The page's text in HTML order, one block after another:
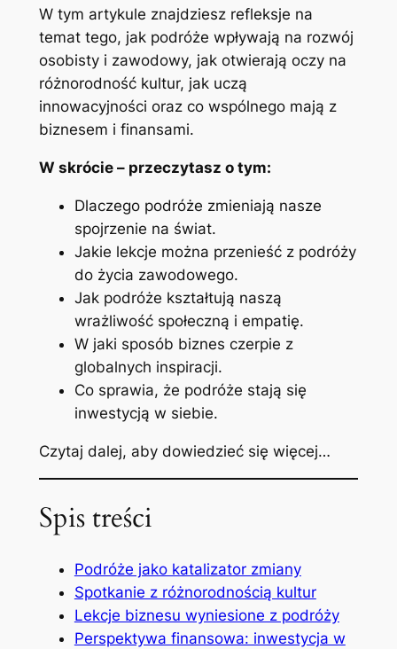
W tym artykule znajdziesz refleksje na
temat tego, jak podróże wpływają na rozwój
osobisty i zawodowy, jak otwierają oczy na
różnorodność kultur, jak uczą
innowacyjności oraz co wspólnego mają z
biznesem i finansami.
W skrócie – przeczytasz o tym:
Dlaczego podróże zmieniają nasze
spojrzenie na świat.
Jakie lekcje można przenieść z podróży
do życia zawodowego.
Jak podróże kształtują naszą
wrażliwość społeczną i empatię.
W jaki sposób biznes czerpie z
globalnych inspiracji.
Co sprawia, że podróże stają się
inwestycją w siebie.
Czytaj dalej, aby dowiedzieć się więcej…
Spis treści
Podróże jako katalizator zmiany
Spotkanie z różnorodnością kultur
Lekcje biznesu wyniesione z podróży
Perspektywa finansowa: inwestycja w